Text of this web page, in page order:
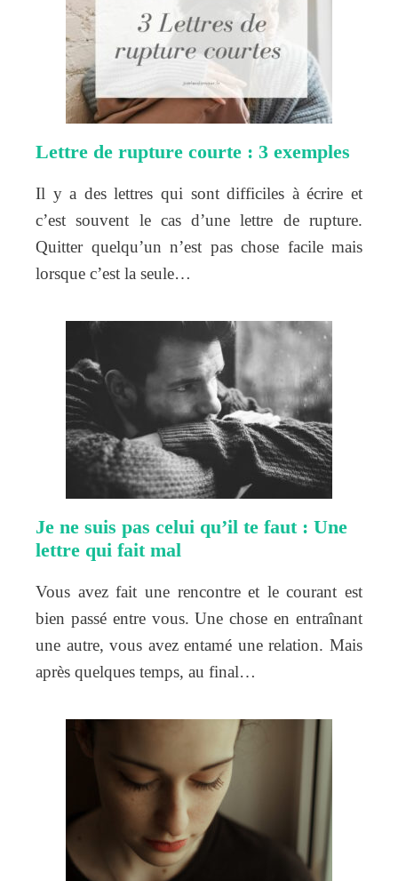
Lettre de rupture courte : 3 exemples
Il y a des lettres qui sont difficiles à écrire et
c’est souvent le cas d’une lettre de rupture.
Quitter quelqu’un n’est pas chose facile mais
lorsque c’est la seule…
Je ne suis pas celui qu’il te faut : Une
lettre qui fait mal
Vous avez fait une rencontre et le courant est
bien passé entre vous. Une chose en entraînant
une autre, vous avez entamé une relation. Mais
après quelques temps, au final…